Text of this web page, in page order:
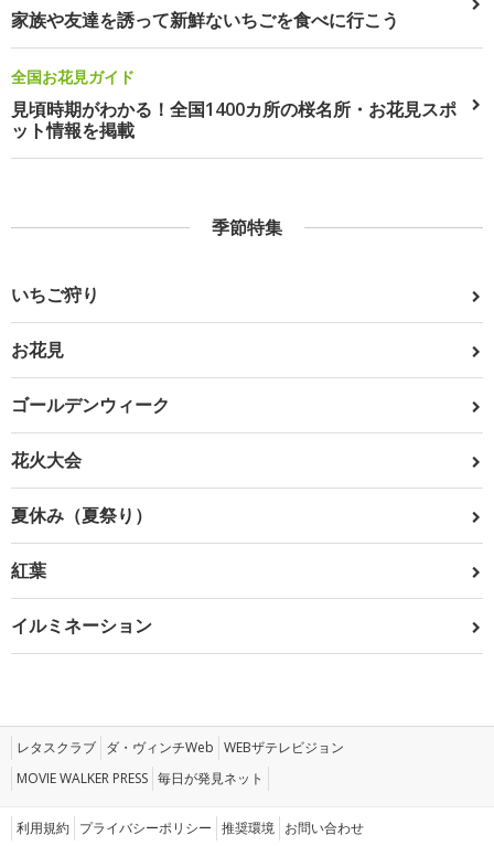
家族や友達を誘って新鮮ないちごを食べに行こう
全国お花見ガイド
見頃時期がわかる！全国1400カ所の桜名所・お花見スポ
ット情報を掲載
季節特集
いちご狩り
お花見
ゴールデンウィーク
花火大会
夏休み（夏祭り）
紅葉
イルミネーション
レタスクラブ ダ・ヴィンチWeb WEBザテレビジョン
MOVIE WALKER PRESS 毎日が発見ネット
利用規約 プライバシーポリシー 推奨環境 お問い合わせ